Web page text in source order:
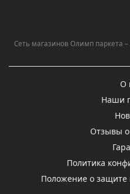
Сеть магазинов Олимп паркета
О
Наши
Отзывы
Политика
Положение о